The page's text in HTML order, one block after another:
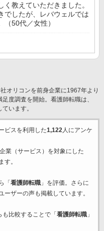
く教えていただきました。
でしたが、レバウェルでは
（50代／女性）
オリコンを前身企業に1967年より
度調査を開始。看護師転職は、
います。
ビスを利用した1,122人にアンケ
業（サービス）を対象にした
す。
「看護師転職」を評価。さらに
ザーの声も掲載しています。
も比較することで「看護師転職」